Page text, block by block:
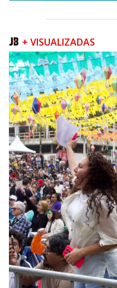
06/08/2026 | 07:00
Inscrições para a exploração
Farroupilha estão abertas
CAMBORIÚ
+ VISUALIZADAS